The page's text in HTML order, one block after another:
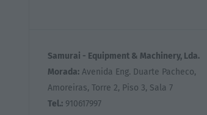
Samurai - Equipment & Machinery, Lda.
Morada: Avenida Eng. Duarte Pacheco,
Amoreiras, Torre 2, Piso 3, Sala 7
Tel.: 910617997